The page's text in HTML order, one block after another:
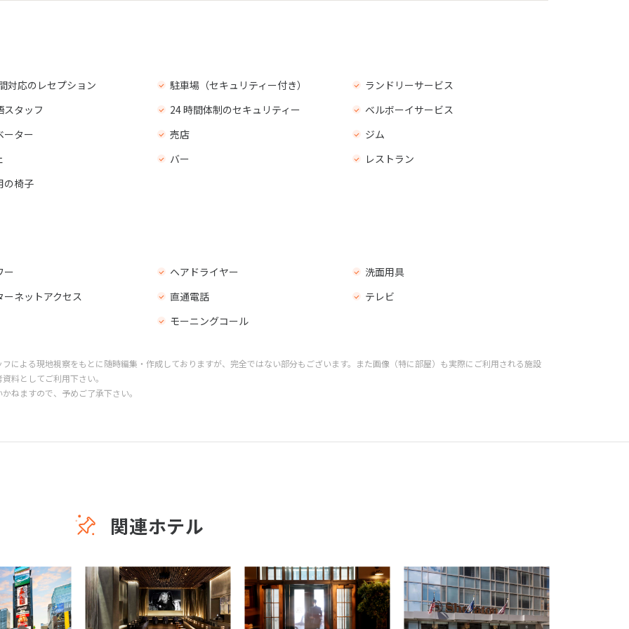
対応のレセプション 駐車場（セキュリティー付き）
ランドリーサービス
スタッフ
24 時間体制のセキュリティー
ベルボーイサービス
ーター
売店
ジム
バー
レストラン
の椅子
ー ヘアドライヤー
洗面用具
ーネットアクセス
直通電話
テレビ
モーニングコール
による現地視察をもとに随時編集・作成しておりますが、完全ではない部分もございます。また画像（特に部屋）も実際にご利用される施設
料としてご利用下さい。
ねますので、予めご了承下さい。
関連ホテル